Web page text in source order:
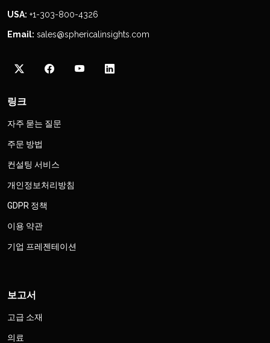
USA: +1-303-800-4326
Email: sales@sphericalinsights.com
링크
자주 묻는 질문
주문 방법
컨설팅 서비스
개인정보처리방침
GDPR 정책
이용 약관
기업 프레젠테이션
보고서
고급 소재
의료